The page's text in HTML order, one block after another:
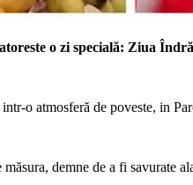
o zi specială: Ziua
o atmosferă de poveste, in
demne de a fi savurate